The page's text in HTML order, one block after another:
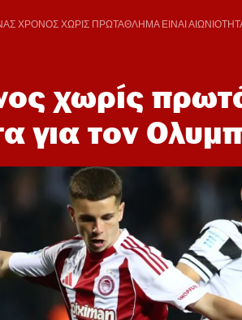
ΧΡΟΝΟΣ ΧΩΡΙΣ ΠΡΩΤΑΘΛΗΜΑ ΕΙΝΑΙ
χωρίς
για τον